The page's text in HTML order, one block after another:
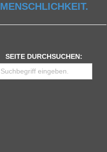
MENSCHLICHKEIT.
SEITE DURCHSUCHEN: